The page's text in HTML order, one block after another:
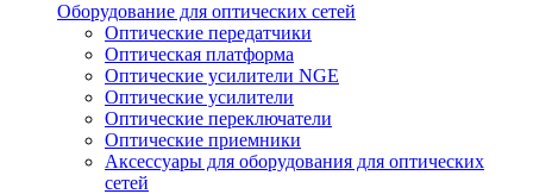
Оборудование для оптических сетей
Оптические передатчики
Оптическая платформа
Оптические усилители NGE
Оптические усилители
Оптические переключатели
Оптические приемники
Аксессуары для оборудования для оптических
сетей